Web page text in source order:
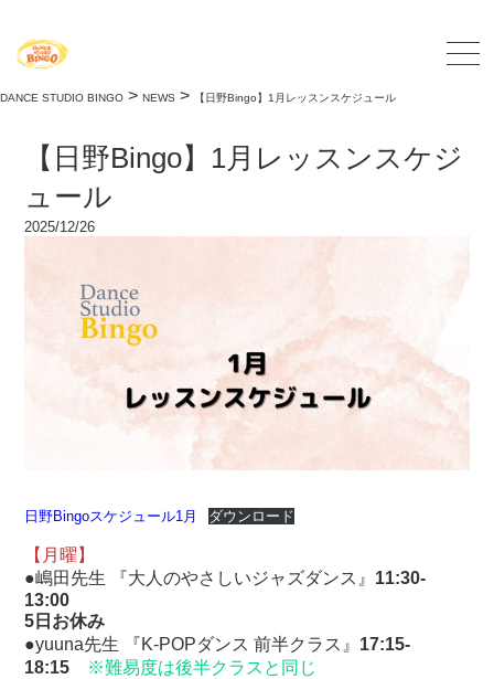
DANCE STUDIO BINGO > NEWS > 【日野Bingo】1月レッスンスケジュール
【日野Bingo】1月レッスンスケジ
ュール
2025/12/26
日野Bingoスケジュール1月 ダウンロード
【月曜】
●嶋田先生 『大人のやさしいジャズダンス』 11:30-
13:00
5日お休み
●yuuna先生 『K-POPダンス 前半クラス』 17:15-
18:15 ※難易度は後半クラスと同じ